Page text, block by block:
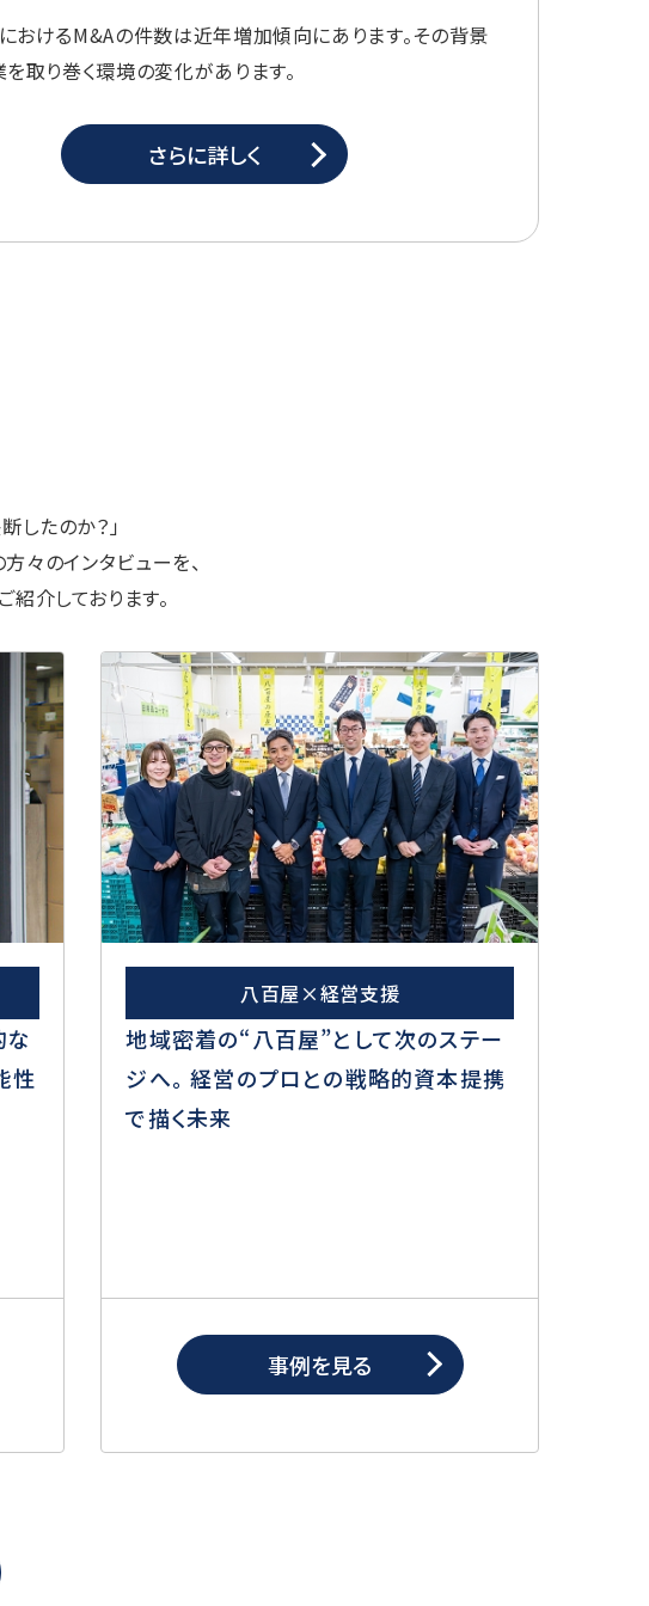
おけるM&Aの件数は近年増加傾向にあります。その背景
を取り巻く環境の変化があります。
さらに詳しく
したのか？」
々のインタビューを、
介しております。
な
性
八百屋×経営支援
地域密着の“八百屋”として次のステー
ジへ。 経営のプロとの戦略的資本提携
で描く未来
事例を見る